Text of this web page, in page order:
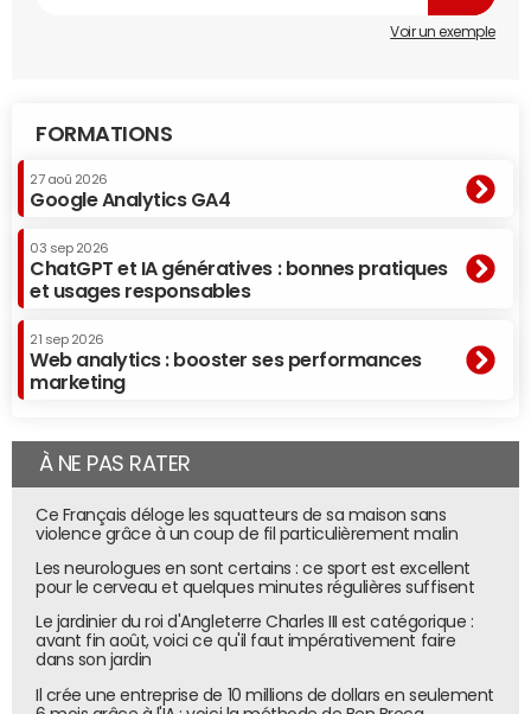
Voir un exemple
FORMATIONS
27 aoû 2026
Google Analytics GA4
03 sep 2026
ChatGPT et IA génératives : bonnes pratiques
et usages responsables
21 sep 2026
Web analytics : booster ses performances
marketing
À NE PAS RATER
Ce Français déloge les squatteurs de sa maison sans
violence grâce à un coup de fil particulièrement malin
Les neurologues en sont certains : ce sport est excellent
pour le cerveau et quelques minutes régulières suffisent
Le jardinier du roi d'Angleterre Charles III est catégorique :
avant fin août, voici ce qu'il faut impérativement faire
dans son jardin
Il crée une entreprise de 10 millions de dollars en seulement